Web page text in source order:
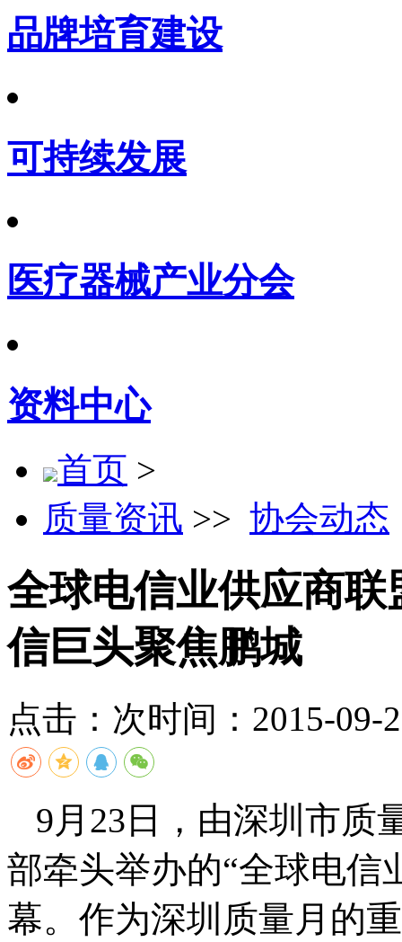
品牌培育建设
可持续发展
医疗器械产业分会
资料中心
首页 >
质量资讯 >> 协会动态
全球电信业供应商
信巨头聚焦鹏城
点击： 次时间：2015-09-
9月 23 日，由深圳市质
部牵头举办的“全球电信
幕。作为深圳质量月的